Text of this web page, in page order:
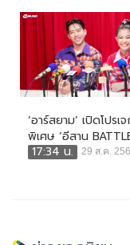
‘อาร์สยาม’ เปิดโปรเ
พิเศษ ‘อีสาน
17:34 น.
29 ส.ค.